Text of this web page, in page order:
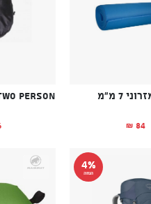
7 מ"מ
₪ 84
two person
4%
הנחה